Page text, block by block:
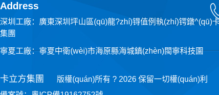
Address
深圳工廠：廣東深圳坪山區(qū)龍?zhí)锝值例執(zhí)锷鐓^(qū)
集團
寧夏工廠：寧夏中衛(wèi)市海原縣海城鎮(zhèn)閩寧科技園
卡立方集團
版權(quán)所有 ? 2026 保留一切權(quán)利